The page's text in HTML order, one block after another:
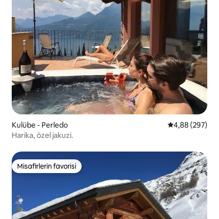
Kulübe - Perledo 5 üzerinden
4,88 (297)
Harika, özel jakuzi.
Misafirlerin favorisi
Misafirlerin favorisi